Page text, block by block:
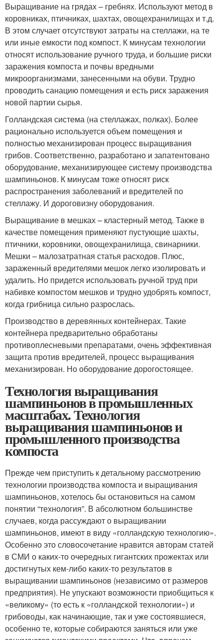
Выращивание на грядах – гребнях. Используют метод в
коровниках, птичниках, шахтах, овощехранилищах и т.д.
В этом случает отсутствуют затраты на стеллажи, на те
или иные емкости под компост. К минусам технологии
относят использование ручного труда, и большие риски
заражения компоста и почвы вредными
микроорганизмами, занесенными на обуви. Трудно
проводить санацию помещения и есть риск заражения
новой партии сырья.
Голландская система (на стеллажах, полках). Более
рационально используется объем помещения и
полностью механизирован процесс выращивания
грибов. Соответственно, разработано и запатентовано
оборудование, механизирующее систему производства
шампиньонов. К минусам тоже относят риск
распространения заболеваний и вредителей по
стеллажу. И дороговизну оборудования.
Выращивание в мешках – кластерный метод. Также в
качестве помещения применяют пустующие шахты,
птичники, коровники, овощехранилища, свинарники.
Мешки – малозатратная статья расходов. Плюс,
зараженный вредителями мешок легко изолировать и
удалить. Но придется использовать ручной труд при
набивке компостом мешков и трудно удобрять компост,
когда грибница сильно разрослась.
Производство в деревянных контейнерах. Такие
контейнера предварительно обработаны
противоплесневыми препаратами, очень эффективная
защита против вредителей, процесс выращивания
механизирован. Но оборудование дорогостоящее.
Технология выращивания
шампиньонов в промышленных
масштабах. Технология
выращивания шампиньонов и
промышленного производства
компоста
Прежде чем приступить к детальному рассмотрению
технологии производства компоста и выращивания
шампиньонов, хотелось бы остановиться на самом
понятии “технология”. В абсолютном большинстве
случаев, когда рассуждают о выращивании
шампиньонов, имеют в виду «голландскую технологию».
Особенно это словосочетание нравится авторам статей
в СМИ о каких-то очередных гигантских прожектах или
достигнутых кем-либо каких-то результатов в
выращивании шампиньонов (независимо от размеров
предприятия). Не упускают возможности приобщиться к
«великому» (то есть к «голландской технологии») и
грибоводы, как начинающие, так и уже состоявшиеся,
особенно те, которые собираются заняться или уже